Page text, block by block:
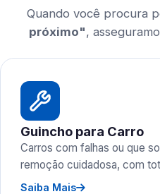
Quando você procura
próximo",
Guincho para Carro
Carros com falhas ou que
remoção cuidadosa, com
Saiba Mais